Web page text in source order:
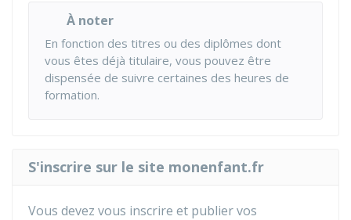
À noter
En fonction des titres ou des diplômes dont
vous êtes déjà titulaire, vous pouvez être
dispensée de suivre certaines des heures de
formation.
S'inscrire sur le site monenfant.fr
Vous devez vous inscrire et publier vos